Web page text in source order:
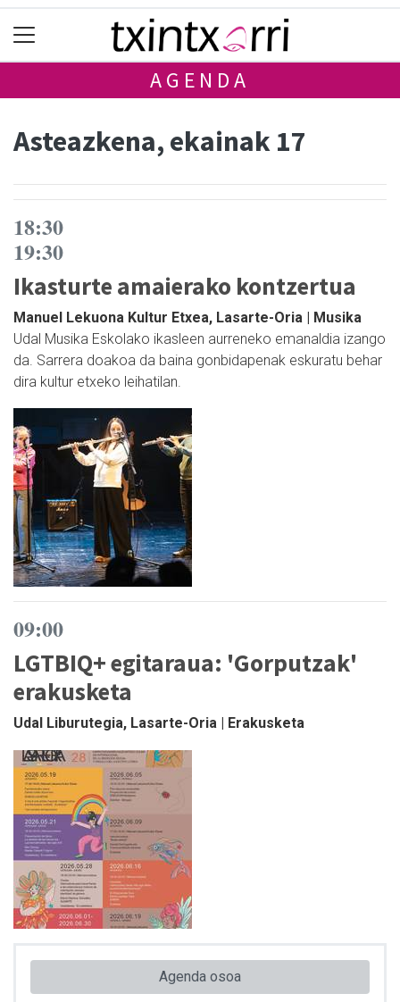
AGENDA
Asteazkena, ekainak 17
18:30
19:30
Ikasturte amaierako kontzertua
Manuel Lekuona Kultur Etxea, Lasarte-Oria | Musika
Udal Musika Eskolako ikasleen aurreneko emanaldia izango
da. Sarrera doakoa da baina gonbidapenak eskuratu behar
dira kultur etxeko leihatilan.
09:00
LGTBIQ+ egitaraua: 'Gorputzak'
erakusketa
Udal Liburutegia, Lasarte-Oria | Erakusketa
Agenda osoa